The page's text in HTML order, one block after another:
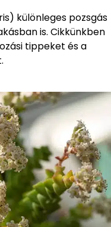
különleges pozsgás
is. Cikkünkben
tippeket és a